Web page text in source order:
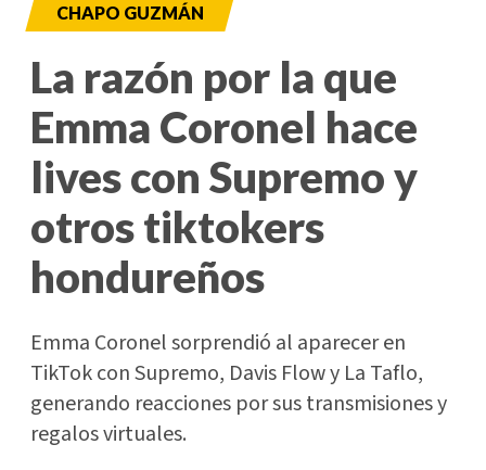
CHAPO GUZMÁN
La razón por la que
Emma Coronel hace
lives con Supremo y
otros tiktokers
hondureños
Emma Coronel sorprendió al aparecer en
TikTok con Supremo, Davis Flow y La Taflo,
generando reacciones por sus transmisiones y
regalos virtuales.